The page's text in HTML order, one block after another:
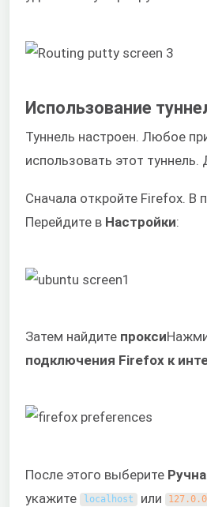
Использование
Туннель настроен. Любое
использовать этот
Сначала откройте Firefox. В
Перейдите в Настройки:
Затем найдите прокси
подключения Firefox к
После этого выберите
укажите
localhost или